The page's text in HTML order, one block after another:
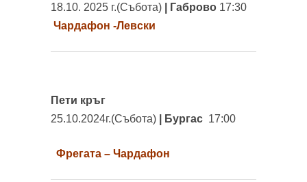
18.10. 2025 г.(Събота)
| Габрово 17:30
Чардафон -Левски
Пети кръг
25.10.2024г.(Събота)
| Бургас 17:00
Фрегата – Чардафон